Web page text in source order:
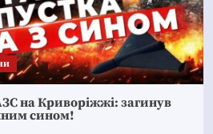
на Криворіжжі: загинув
сином!